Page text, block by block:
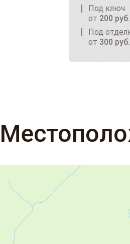
Под ключ
от 200 руб.
Под
от 300 руб.